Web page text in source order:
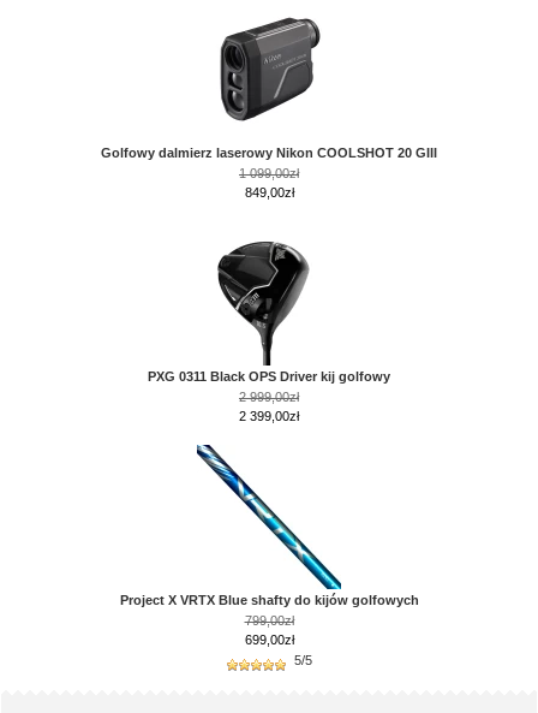
Golfowy dalmierz laserowy Nikon COOLSHOT 20 GIII
1 099,00zł
849,00zł
PXG 0311 Black OPS Driver kij golfowy
2 999,00zł
2 399,00zł
Project X VRTX Blue shafty do kijów golfowych
799,00zł
699,00zł
5/5